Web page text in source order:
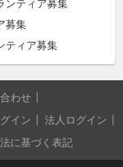
ンティア募集
募集
ティア募集
わせ
イン
法人ログイン
に基づく表記